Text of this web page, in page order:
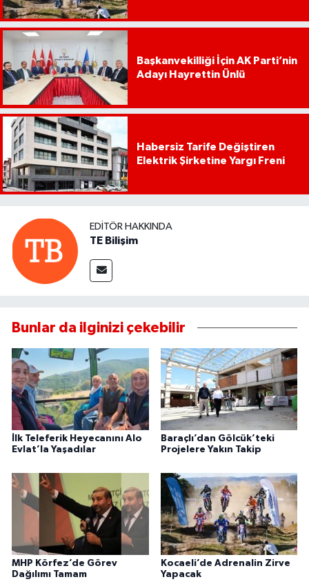
Başkanvekilliği İçin AK Parti’nin
Adayı Hayrettin Ünlü
Habersiz Tarife Değiştiren
Elektrik Şirketine Yargı Freni
EDITÖR HAKKINDA
TE Bilişim
Bunlar da ilginizi çekebilir
İlk Teleferik Heyecanını Alo
Evlat’la Yaşadılar
Baraçlı’dan Gölcük’teki
Projelere Yakın Takip
MHP Körfez’de Görev
Dağılımı Tamam
Kocaeli’de Adrenalin Zirve
Yapacak